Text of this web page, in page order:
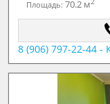
Площадь: 70.2 м2
8 (906) 797-22-44 -